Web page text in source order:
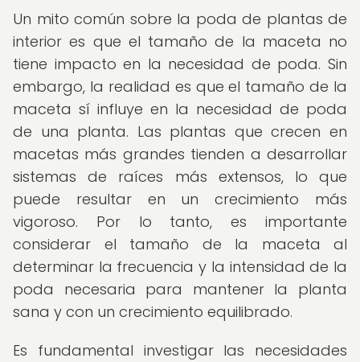
Un mito común sobre la poda de plantas de
interior es que el tamaño de la maceta no
tiene impacto en la necesidad de poda. Sin
embargo, la realidad es que el tamaño de la
maceta sí influye en la necesidad de poda
de una planta. Las plantas que crecen en
macetas más grandes tienden a desarrollar
sistemas de raíces más extensos, lo que
puede resultar en un crecimiento más
vigoroso. Por lo tanto, es importante
considerar el tamaño de la maceta al
determinar la frecuencia y la intensidad de la
poda necesaria para mantener la planta
sana y con un crecimiento equilibrado.
Es fundamental investigar las necesidades